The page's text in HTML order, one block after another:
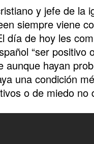
y jefe de la
siempre viene
de hoy les
“ser
aunque hayan
una condición
o de miedo